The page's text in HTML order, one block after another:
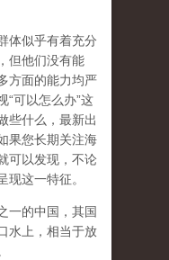
体似乎有着充分
但他们没有能
方面的能力均严
“可以怎么办”这
些什么，最新出
果您长期关注海
可以发现，不论
现这一特征。
一的中国，其国
水上，相当于放